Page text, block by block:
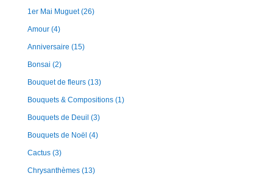
1er Mai Muguet (26)
Amour (4)
Anniversaire (15)
Bonsai (2)
Bouquet de fleurs (13)
Bouquets & Compositions (1)
Bouquets de Deuil (3)
Bouquets de Noël (4)
Cactus (3)
Chrysanthèmes (13)